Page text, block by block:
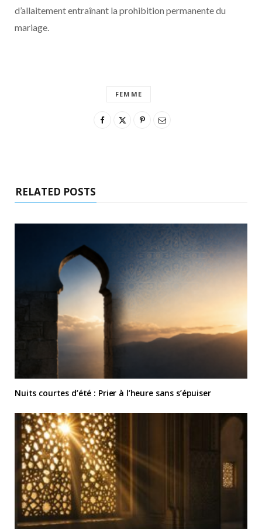
d’allaitement entraînant la prohibition permanente du
mariage.
FEMME
RELATED POSTS
Nuits courtes d’été : Prier à l’heure sans s’épuiser